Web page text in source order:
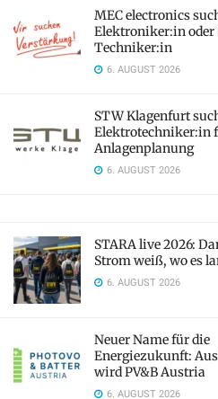
MEC electronics
Elektroniker:in oder
Techniker:in
6. AUGUST 2026
STW Klagenfurt
Elektrotechniker:in
Anlagenplanung
6. AUGUST 2026
STARA live 2026:
Strom weiß, wo es
6. AUGUST 2026
Neuer Name für die
Energiezukunft:
wird PV&B Austria
6. AUGUST 2026